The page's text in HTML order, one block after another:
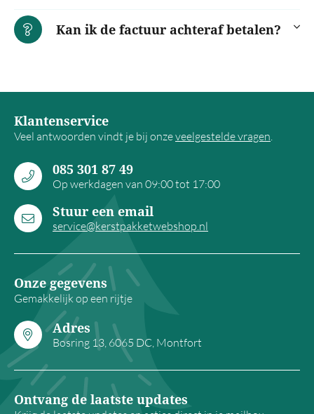
Kan ik de factuur achteraf betalen?
Klantenservice
Veel antwoorden vindt je bij onzeveelgestelde vragen.
085 301 87 49
Op werkdagen van 09:00 tot 17:00
Stuur een email
service@kerstpakketwebshop.nl
Onze gegevens
Gemakkelijk op een rijtje
Adres
Bosring 13, 6065 DC, Montfort
Ontvang de laatste updates